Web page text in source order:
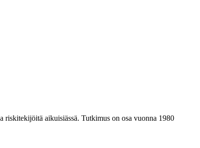
aikuisiässä. Tutkimus on osa vuonna 1980